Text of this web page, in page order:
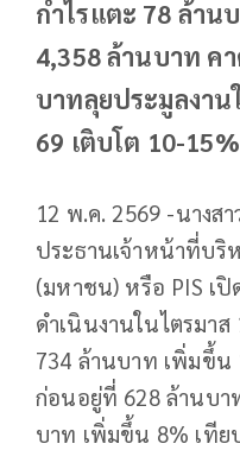
กำไรแตะ 78 ล้า
4,358 ล้านบาท ค
บาทลุยประมูลงา
69 เติบโต 10-
12 พ.ค. 2569 -นางส
ประธานเจ้าหน้าที่บริ
(มหาชน) หรือ PIS เปิ
ดำเนินงานในไตรมา
734 ล้านบาท เพิ่มขึ้น
ก่อนอยู่ที่ 628 ล้านบา
บาท เพิ่มขึ้น 8% เทีย